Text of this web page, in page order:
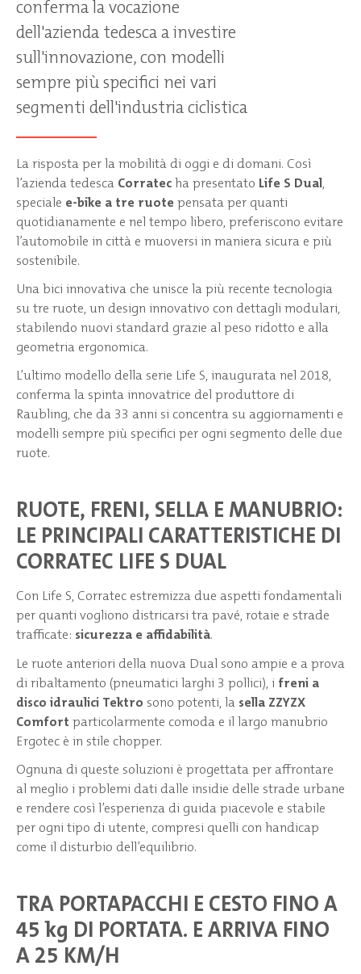
conferma la vocazione
dell'azienda tedesca a investire
sull'innovazione, con modelli
sempre più specifici nei vari
segmenti dell'industria ciclistica
La risposta per la mobilità di oggi e di domani. Così
l’azienda tedesca Corratecha presentato Life S Dual,
speciale e-bike a tre ruote pensata per quanti
quotidianamente e nel tempo libero, preferiscono evitare
l’automobile in città e muoversi in maniera sicura e più
sostenibile.
Una bici innovativa che unisce la più recente tecnologia
su tre ruote, un design innovativo con dettagli modulari,
stabilendo nuovi standard grazie al peso ridotto e alla
geometria ergonomica.
L’ultimo modello della serie Life S, inaugurata nel 2018,
conferma la spinta innovatrice del produttore di
Raubling, che da 33 anni si concentra su aggiornamenti e
modelli sempre più specifici per ogni segmento delle due
ruote.
RUOTE, FRENI, SELLA E MANUBRIO:
LE PRINCIPALI CARATTERISTICHE DI
CORRATEC LIFE S DUAL
Con Life S, Corratec estremizza due aspetti fondamentali
per quanti vogliono districarsi tra pavé, rotaie e strade
trafficate: sicurezza e affidabilità.
Le ruote anteriori della nuova Dual sono ampie e a prova
di ribaltamento (pneumatici larghi 3 pollici), i freni a
disco idraulici Tektro sono potenti, la sella ZZYZX
Comfort particolarmente comoda e il largo manubrio
Ergotec è in stile chopper.
Ognuna di queste soluzioni è progettata per affrontare
al meglio i problemi dati dalle insidie delle strade urbane
e rendere così l’esperienza di guida piacevole e stabile
per ogni tipo di utente, compresi quelli con handicap
come il disturbio dell’equilibrio.
TRA PORTAPACCHI E CESTO FINO A
45 kg DI PORTATA. E ARRIVA FINO
A 25 KM/H